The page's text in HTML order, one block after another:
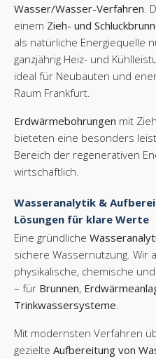
Wasser/Wasser-Verfahren.
einem Zieh- und
als natürliche Energiequelle
ganzjährig Heiz- und
ideal für Neubauten und
Raum Frankfurt.
Erdwärmebohrungen mit
bieteten eine besonders
Bereich der regenerativen
wirtschaftlich.
Wasseranalytik &
Lösungen für klare Werte
Eine gründliche
sichere Wassernutzung. Wir
physikalische, chemische
– für Brunnen,
Trinkwassersysteme.
Mit modernsten Verfahren
gezielte Aufbereitung von